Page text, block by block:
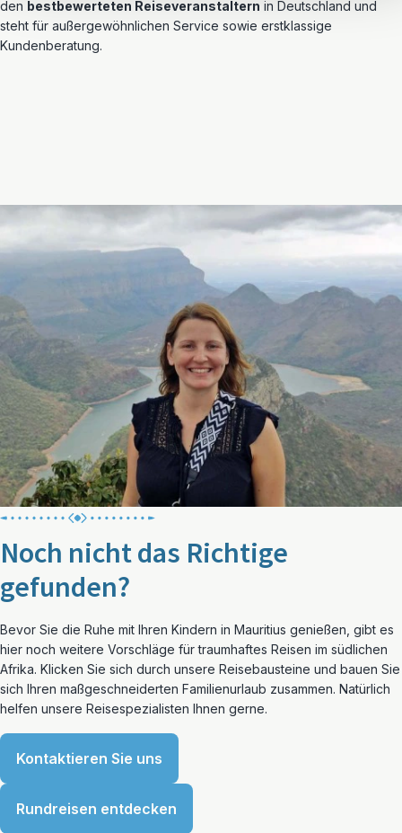
den bestbewerteten Reiseveranstaltern in Deutschland und
steht für außergewöhnlichen Service sowie erstklassige
Kundenberatung.
Noch nicht das Richtige
gefunden?
Bevor Sie die Ruhe mit Ihren Kindern in Mauritius genießen, gibt es
hier noch weitere Vorschläge für traumhaftes Reisen im südlichen
Afrika. Klicken Sie sich durch unsere Reisebausteine und bauen Sie
sich Ihren maßgeschneiderten Familienurlaub zusammen. Natürlich
helfen unsere Reisespezialisten Ihnen gerne.
Kontaktieren Sie uns
Rundreisen entdecken